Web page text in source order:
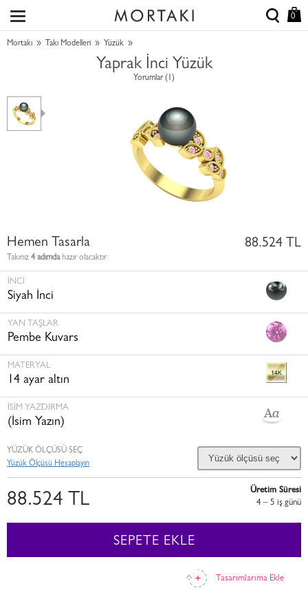
0
Mortakı » Takı Modelleri » Yüzük »
Yaprak İnci Yüzük
Yorumlar (1)
Hemen Tasarla
Takınız 4 adımdahazır olacaktır
88.524 TL
İNCI
Siyah İnci
YAN TAŞLAR
Pembe Kuvars
MATERYAL
14 ayar altın
İSİM YAZDIRMA
(İsim Yazın)
Tasarımlarıma Ekle
YÜZÜK ÖLÇÜSÜ SEÇ
Yüzük Ölçüsü Hesaplayın
88.524 TL
Üretim Süresi
4 – 5 i̇ş günü
SEPETE EKLE